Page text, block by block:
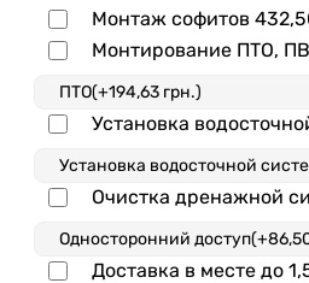
Монтаж софитов
Монтирование ПТО,
Установка
Очистка дренажной
Доставка в месте до